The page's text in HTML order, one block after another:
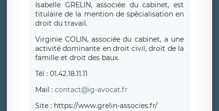
Isabelle GRELIN, associée du cabinet, est
titulaire de la mention de spécialisation en
droit du travail.
Virginie COLIN, associée du cabinet, a une
activité dominante en droit civil, droit de la
famille et droit des baux.
Tél : 01.42.18.11.11
Mail : contact@ig-avocat.fr
Site : https://www.grelin-associes.fr/